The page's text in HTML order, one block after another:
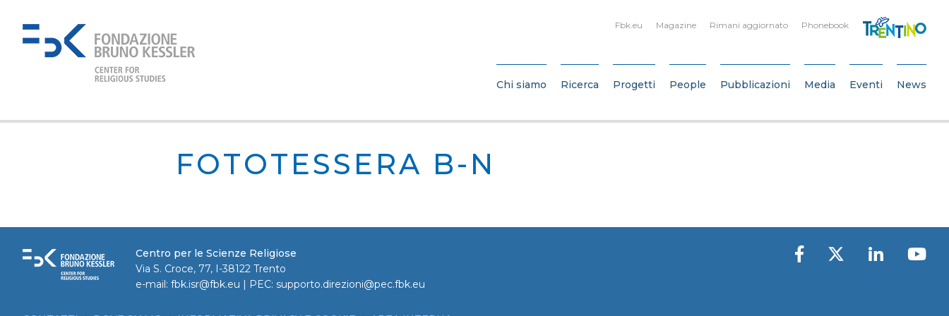
Fbk.eu Magazine Rimani aggiornato Phonebook
Chi siamo Ricerca Progetti People Pubblicazioni Media Eventi News
FOTOTESSERA B-N
Centro per le Scienze Religiose
Via S. Croce, 77, I-38122 Trento
e-mail: fbk.isr@fbk.eu | PEC: supporto.direzioni@pec.fbk.eu